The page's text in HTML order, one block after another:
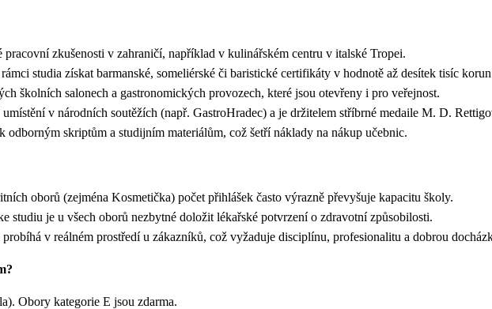
pracovní zkušenosti v zahraničí, například v kulinářském centru v italské Tropei.
studia získat barmanské, someliérské či baristické certifikáty v hodnotě až desítek tisíc
školních salonech a gastronomických provozech, které jsou otevřeny i pro veřejnost.
v národních soutěžích (např. GastroHradec) a je držitelem stříbrné medaile M. D.
skriptům a studijním materiálům, což šetří náklady na nákup učebnic.
oborů (zejména Kosmetička) počet přihlášek často výrazně převyšuje kapacitu školy.
studiu je u všech oborů nezbytné doložit lékařské potvrzení o zdravotní způsobilosti.
v reálném prostředí u zákazníků, což vyžaduje disciplínu, profesionalitu a dobrou
Obory kategorie E jsou zdarma.